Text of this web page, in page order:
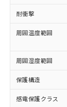
耐衝撃
周囲温度範囲
周囲湿度範囲
保護構造
感電保護クラス引
部品在
月が前
※3 非
下記の
とができ
準値以
「10
質が外
及ぼさ
「－」
い合わ
白